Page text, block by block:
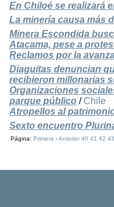
En Chiloé se realizará
La minería causa más
Minera Escondida
Atacama, pese a
Reclamos por la
Diaguitas denuncian
recibieron millonarias
Organizaciones
parque público / Chile
Atropellos al
Sexto encuentro
Página:Primera -Anterior 40 41 42 43